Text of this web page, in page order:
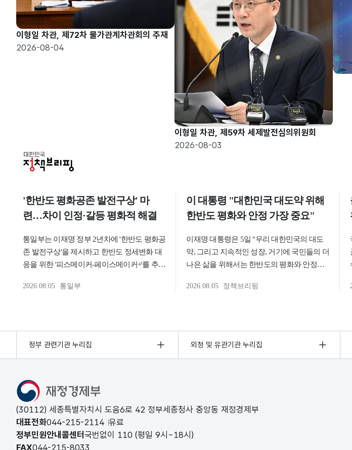
이형일 차관, 제72차 물가관계차관회의 주재
2026-08-04
이형일 차관, 제59차 세제발전심의위원회
2026-08-03
정부 관련기관 누리집 외청 및 유관기관 누리집
(30112) 세종특별자치시 도움6로 42 정부세종청사 중앙동 재정경제부
대표전화044-215-2114 유료
정부민원안내콜센터 국번없이 110 (평일 9시~18시)
FAX044-215-8033